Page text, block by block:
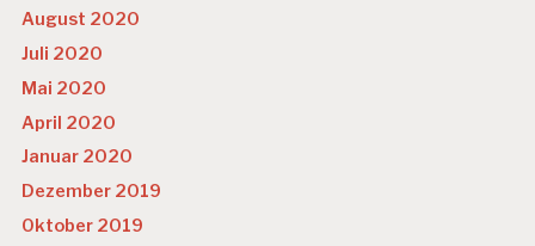
August 2020
Juli 2020
Mai 2020
April 2020
Januar 2020
Dezember 2019
Oktober 2019